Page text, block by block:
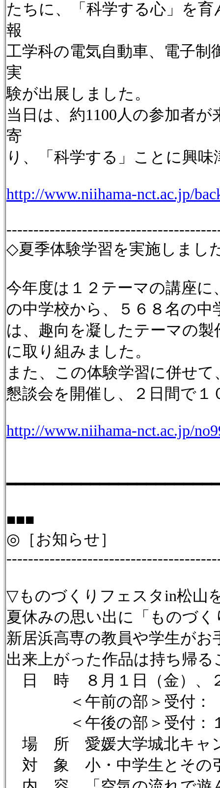
たちに、「科学する心」を
報
工学科の電気自動車、電子
実
験が出展しました。
当日は、約1100人の参加者
寄
り、「科学する」ことに興
http://www.niihama-nct.ac.jp/
◇夏季体験学習を実施しまし
今年度は１２テーマの講座
の中学校から、５６８名の
は、趣向を凝したテーマの
に取り組みました。
また、この体験学習に併せ
懇談会を開催し、２日間で
http://www.niihama-nct.ac.jp/
■■■
◎［お知らせ］
▽ものづくりフェスタin松山
夏休みの思い出に「ものづ
新居浜高専の教員や学生がお
出来上がった作品は持ち帰
日 時 ８月１日（金）、
＜午前の部＞受付： ９
＜午後の部＞受付：１
場 所 愛媛大学城北キャ
対 象 小・中学生とその